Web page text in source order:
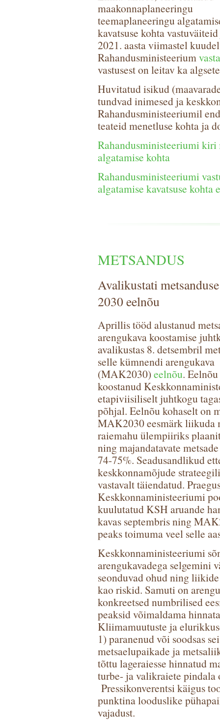
maakonnaplaneeringu
teemaplaneeringu
kavatsuse kohta
2021. aasta viimastel
Rahandusministeerium
vastusest on leitav ka
Huvitatud isikud
tundvad inimesed ja
Rahandusministeeriumil
teateid menetluse kohta ja
Rahandusministeeriumi kiri
algatamise kohta
Rahandusministeeriumi
algatamise kavatsuse kohta
METSANDUS
Avalikustati
2030 eelnõu
Aprillis tööd alustanud
arengukava koostamise
avalikustas 8. detsembril
selle kümnendi arengukava
(MAK2030)eelnõu.
koostanud
etapiviisiliselt juhtkogu
põhjal. Eelnõu kohaselt on
MAK2030 eesmärk liikuda
raiemahu ülempiiriks
ning majandatavate
74-75%. Seadusandlikud
keskkonnamõjude
vastavalt täiendatud.
Keskkonnaministeeriumi
kuulutatud KSH aruande
kavas septembris ning
peaks toimuma veel selle
Keskkonnaministeeriumi
arengukavadega selgemini
seonduvad ohud ning
kao riskid. Samuti on
konkreetsed numbrilised
peaksid võimaldama
Kliimamuutuste ja
1) paranenud või soodsas
metsaelupaikade ja
tõttu lageraiesse hinnatud
turbe- ja valikraiete pindala
Pressikonverentsi käigus
punktina looduslike
vajadust.